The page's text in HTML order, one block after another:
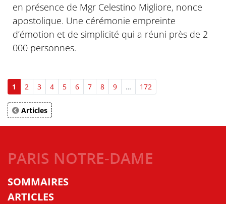
en présence de Mgr Celestino Migliore, nonce
apostolique. Une cérémonie empreinte
d’émotion et de simplicité qui a réuni près de 2
000 personnes.
1 2 3 4 5 6 7 8 9 … 172
Articles
PARIS NOTRE-DAME
SOMMAIRES
ARTICLES